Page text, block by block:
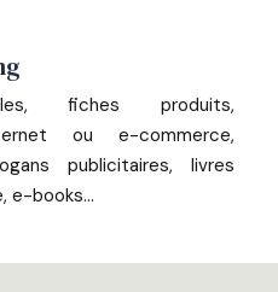
fiches produits,
ou e-commerce,
publicitaires, livres
e-books…